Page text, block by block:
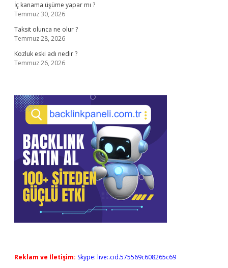
İç kanama üşüme yapar mı ?
Temmuz 30, 2026
Taksit olunca ne olur ?
Temmuz 28, 2026
Kozluk eski adı nedir ?
Temmuz 26, 2026
Reklam ve İletişim: Skype: live:.cid.575569c608265c69